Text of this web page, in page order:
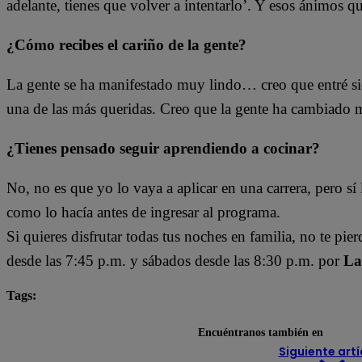
adelante, tienes que volver a intentarlo’. Y esos ánimos
¿Cómo recibes el cariño de la gente?
La gente se ha manifestado muy lindo… creo que entré
una de las más queridas. Creo que la gente ha cambiado
¿Tienes pensado seguir aprendiendo a cocinar?
No, no es que yo lo vaya a aplicar en una carrera, pero
como lo hacía antes de ingresar al programa.
Si quieres disfrutar todas tus noches en familia, no te
desde las 7:45 p.m. y sábados desde las 8:30 p.m. por
Tags:
Siguiente
Encuéntranos también en